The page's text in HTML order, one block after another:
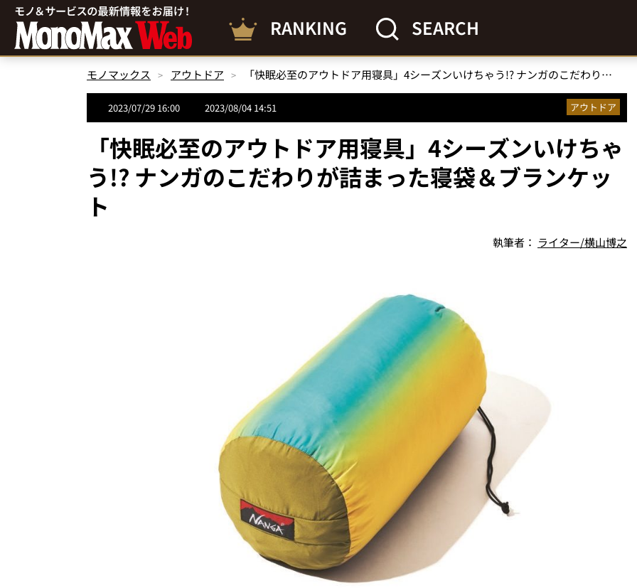
RANKING SEARCH
モノマックス アウトドア 「快眠必至のアウトドア用寝具」4シーズンいけちゃう!? ナンガのこだわりが詰まった寝袋＆ブランケット
2023/07/29 16:00 2023/08/04 14:51 アウトドア
「快眠必至のアウトドア用寝具」4シーズンいけちゃ
う!? ナンガのこだわりが詰まった寝袋＆ブランケッ
ト
執筆者： ライター/横山博之